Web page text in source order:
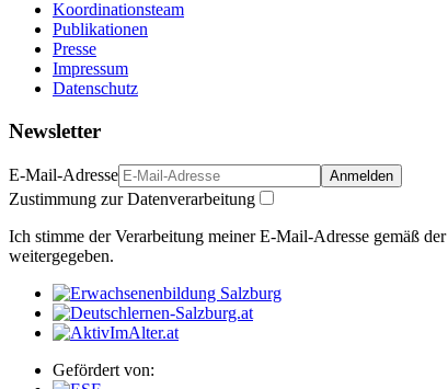
Koordinationsteam
Publikationen
Presse
Impressum
Datenschutz
Newsletter
E-Mail-Adresse Anmelden
Zustimmung zur Datenverarbeitung
Ich stimme der Verarbeitung meiner E-Mail-Adresse gemäß der
weitergegeben.
Gefördert von: